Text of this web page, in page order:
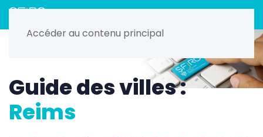
Accéder au contenu principal
Les guides : DES, Master 2, Villes
Guide des villes :
Reims